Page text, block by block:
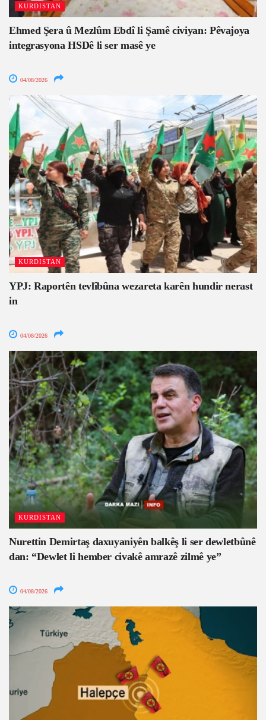
KURDISTAN
Ehmed Şera û Mezlûm Ebdî li Şamê civiyan: Pêvajoya
integrasyona HSDê li ser masê ye
04/08/2026
KURDISTAN
YPJ: Raportên tevlîbûna wezareta karên hundir nerast
in
04/08/2026
KURDISTAN
Nurettin Demirtaş daxuyaniyên balkêş li ser dewletbûnê
dan: “Dewlet li hember civakê amrazê zilmê ye”
04/08/2026